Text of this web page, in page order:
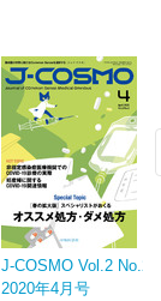
J-COSMO Vol.2 No.2
2020年4月号